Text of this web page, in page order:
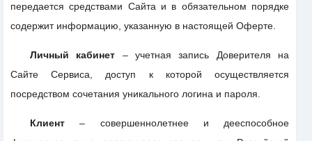
передается средствами Сайта и в обязательном порядке
содержит информацию, указанную в настоящей Оферте.
Личный кабинет – учетная запись Доверителя на
Сайте Сервиса, доступ к которой осуществляется
посредством сочетания уникального логина и пароля.
Клиент – совершеннолетнее и дееспособное